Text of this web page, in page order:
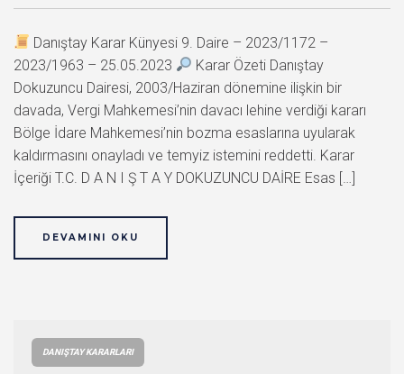
Danıştay Karar Künyesi 9. Daire – 2023/1172 –
2023/1963 – 25.05.2023
Karar Özeti Danıştay
Dokuzuncu Dairesi, 2003/Haziran dönemine ilişkin bir
davada, Vergi Mahkemesi’nin davacı lehine verdiği kararı
Bölge İdare Mahkemesi’nin bozma esaslarına uyularak
kaldırmasını onayladı ve temyiz istemini reddetti. Karar
İçeriği T.C. D A N I Ş T A Y DOKUZUNCU DAİRE Esas […]
DEVAMINI OKU
DANIŞTAY KARARLARI